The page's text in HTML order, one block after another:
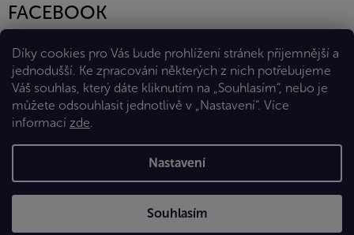
Díky cookies pro Vás bude prohlížení stránek příjemnější a
jednodušší. Ke zpracování některých z nich potřebujeme
Váš souhlas, který dáte kliknutím na „Souhlasím“, nebo je
můžete odsouhlasit jednotlivě v „Nastavení“. Více
informací zde.
Nastavení
Souhlasím
FACEBOOK
Vytvořil Shoptet Premium
Copyright 2026Eshop Diana Company, spol. s r.o.. Všechna
práva vyhrazena.